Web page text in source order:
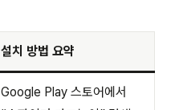
설치 방법 요약
Google Play 스토어에서